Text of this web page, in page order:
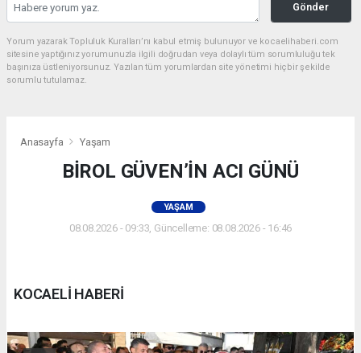
Gönder
Yorum yazarak Topluluk Kuralları’nı kabul etmiş bulunuyor ve kocaelihaberi.com
sitesine yaptığınız yorumunuzla ilgili doğrudan veya dolaylı tüm sorumluluğu tek
başınıza üstleniyorsunuz. Yazılan tüm yorumlardan site yönetimi hiçbir şekilde
sorumlu tutulamaz.
Anasayfa Yaşam
BİROL GÜVEN’İN ACI GÜNÜ
YAŞAM
08.08.2026 - 09:33, Güncelleme: 08.08.2026 - 16:46
KOCAELİ HABERİ